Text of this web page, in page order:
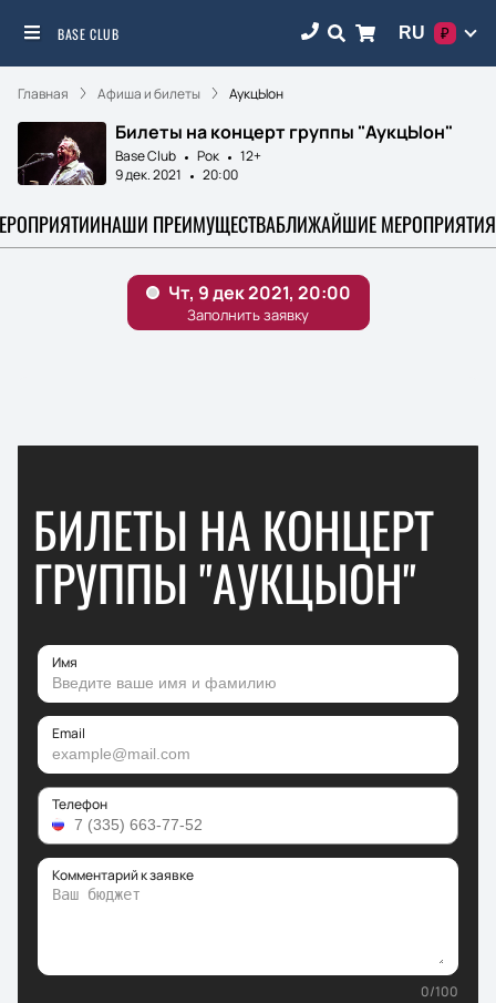
BASE CLUB RU ₽
Главная Афиша и билеты АукцЫон
Билеты на концерт группы "АукцЫон"
Base Club Рок
12+
9 дек. 2021
20:00
НАШИ ПРЕИМУЩЕСТВАБЛИЖАЙШИЕ МЕРОПРИЯТИЯ
БИЛЕТЫ НА КОНЦЕРТ
ГРУППЫ "АУКЦЫОН"
Имя
Email
Телефон
Комментарий к заявке
0/100